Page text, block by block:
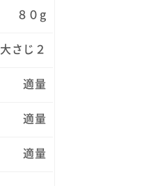
８０g
大さじ２
適量
適量
適量